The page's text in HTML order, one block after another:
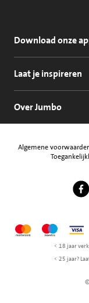
Download onze
Laat je inspireren
Over Jumbo
Algemene
Volg
MastercardMaestroVisa
< 18 jaar
< 25 jaar?